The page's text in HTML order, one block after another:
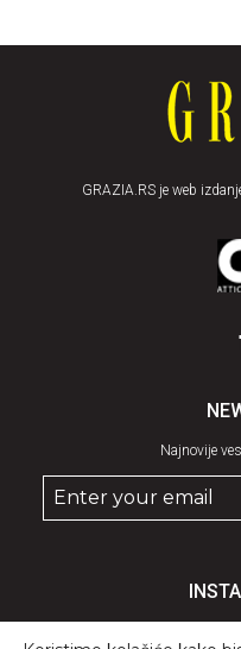
GRAZIA.RS je web
Najnovije